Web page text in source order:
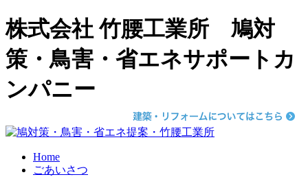
株式会社 竹腰工業所 鳩対
策・鳥害・省エネサポートカ
ンパニー
Home
ごあいさつ